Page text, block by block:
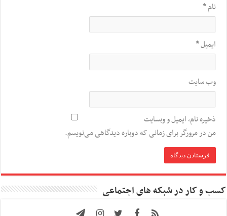
نام*
ایمیل*
وب‌ سایت
ذخیره نام، ایمیل و وبسایت
من در مرورگر برای زمانی که دوباره دیدگاهی می‌نویسم.
کسب و کار در شبکه های اجتماعی